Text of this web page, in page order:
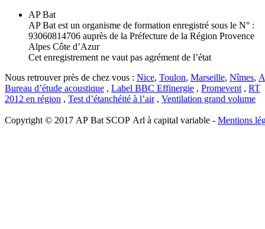
AP Bat
AP Bat est un organisme de formation enregistré sous le N° :
93060814706 auprès de la Préfecture de la Région Provence
Alpes Côte d’Azur
Cet enregistrement ne vaut pas agrément de l’état
Nous retrouver près de chez vous : Nice, Toulon, Marseille, Nîmes,
Bureau d’étude acoustique , Label BBC Effinergie , Promevent , RT
2012 en région , Test d’étanchéité à l’air, Ventilation grand volume
Copyright © 2017 AP Bat SCOP Arl à capital variable - Mentions